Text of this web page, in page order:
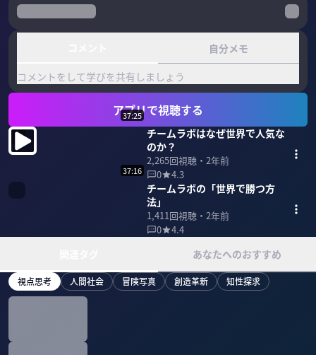
自分メモ
コメントをして学びを共有しましょう
アプリで視聴する
37:25
チームラボはなぜ世界で人気な
のか？
2,265回視聴・ 2年前
0
4.3
37:16
チームラボの「世界で勝つ方
法」
1,411回視聴・ 2年前
0
4.4
あなたへのおすすめ
視点思考 人間社会 冒険写真 創造革新 知性探求